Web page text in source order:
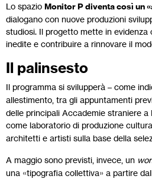
Lo spazio Monitor P diventa così un
dialogano con nuove produzioni
studiosi. Il progetto mette in
inedite e contribuire a rinnovare il
Il palinsesto
Il programma si svilupperà – come
allestimento, tra gli appuntamenti
delle principali Accademie straniere
come laboratorio di produzione
architetti e artisti sulla base della
A maggio sono previsti, invece, un
una «tipografia collettiva» a partire